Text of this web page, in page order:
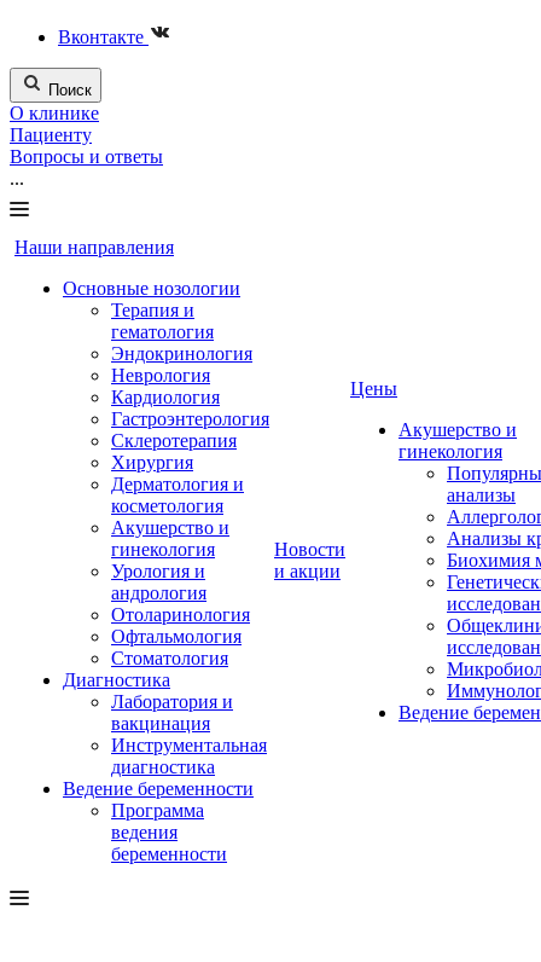
Вконтакте
Поиск
О клинике
Пациенту
Вопросы и ответы
...
Наши направления
Основные нозологии
Терапия и
гематология
Эндокринология
Неврология
Кардиология
Гастроэнтерология
Склеротерапия
Хирургия
Дерматология и
косметология
Акушерство и
гинекология
Урология и
андрология
Отоларинология
Офтальмология
Стоматология
Диагностика
Лаборатория и
вакцинация
Инструментальная
диагностика
Ведение беременности
Программа
ведения
беременности
Новости
и акции
Цены
Акушерство и
гинекология
анализы
Анализы
Биохимия
Ведение